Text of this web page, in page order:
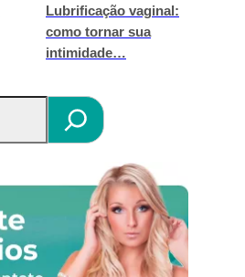
Lubrificação vaginal:
como tornar sua
intimidade…